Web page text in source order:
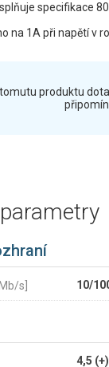
specifikace
na 1A při napětí v
produktu
s] 10/
4,5